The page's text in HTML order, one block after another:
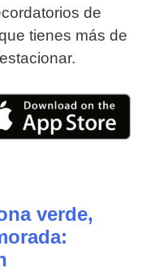
de
tienes más de
verde,